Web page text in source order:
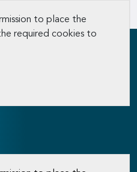
to place the
required cookies to